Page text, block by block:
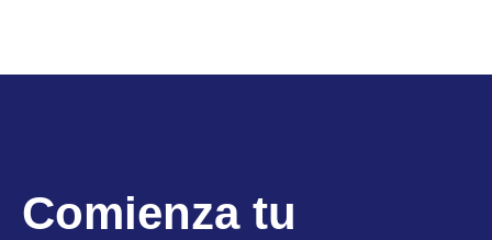
Comienza tu